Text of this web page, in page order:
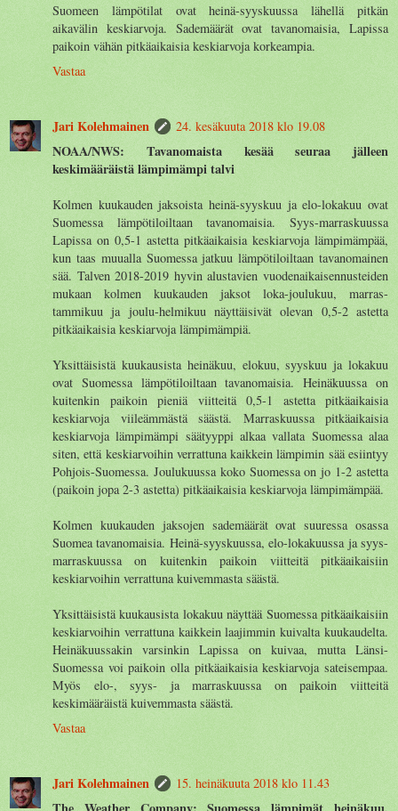
Suomeen lämpötilat ovat heinä-syyskuussa lähellä pitkän
aikavälin keskiarvoja. Sademäärät ovat tavanomaisia, Lapissa
paikoin vähän pitkäaikaisia keskiarvoja korkeampia.
Vastaa
Jari Kolehmainen 24. kesäkuuta 2018 klo 19.08
NOAA/NWS: Tavanomaista kesää seuraa jälleen
keskimääräistä lämpimämpi talvi
Kolmen kuukauden jaksoista heinä-syyskuu ja elo-lokakuu ovat
Suomessa lämpötiloiltaan tavanomaisia. Syys-marraskuussa
Lapissa on 0,5-1 astetta pitkäaikaisia keskiarvoja lämpimämpää,
kun taas muualla Suomessa jatkuu lämpötiloiltaan tavanomainen
sää. Talven 2018-2019 hyvin alustavien vuodenaikaisennusteiden
mukaan kolmen kuukauden jaksot loka-joulukuu, marras-
tammikuu ja joulu-helmikuu näyttäisivät olevan 0,5-2 astetta
pitkäaikaisia keskiarvoja lämpimämpiä.
Yksittäisistä kuukausista heinäkuu, elokuu, syyskuu ja lokakuu
ovat Suomessa lämpötiloiltaan tavanomaisia. Heinäkuussa on
kuitenkin paikoin pieniä viitteitä 0,5-1 astetta pitkäaikaisia
keskiarvoja viileämmästä säästä. Marraskuussa pitkäaikaisia
keskiarvoja lämpimämpi säätyyppi alkaa vallata Suomessa alaa
siten, että keskiarvoihin verrattuna kaikkein lämpimin sää esiintyy
Pohjois-Suomessa. Joulukuussa koko Suomessa on jo 1-2 astetta
(paikoin jopa 2-3 astetta) pitkäaikaisia keskiarvoja lämpimämpää.
Kolmen kuukauden jaksojen sademäärät ovat suuressa osassa
Suomea tavanomaisia. Heinä-syyskuussa, elo-lokakuussa ja syys-
marraskuussa on kuitenkin paikoin viitteitä pitkäaikaisiin
keskiarvoihin verrattuna kuivemmasta säästä.
Yksittäisistä kuukausista lokakuu näyttää Suomessa pitkäaikaisiin
keskiarvoihin verrattuna kaikkein laajimmin kuivalta kuukaudelta.
Heinäkuussakin varsinkin Lapissa on kuivaa, mutta Länsi-
Suomessa voi paikoin olla pitkäaikaisia keskiarvoja sateisempaa.
Myös elo-, syys- ja marraskuussa on paikoin viitteitä
keskimääräistä kuivemmasta säästä.
Vastaa
Jari Kolehmainen 15. heinäkuuta 2018 klo 11.43